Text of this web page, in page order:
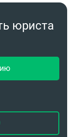
юриста